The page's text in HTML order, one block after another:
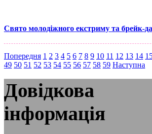
Свято молодіжного екстриму та брейк-
Попередня 1 2 3 4 5 6 7 8 9 10 11 12 13 14
49 50 51 52 53 54 55 56 57 58 59 Наступна
Довідкова
інформація